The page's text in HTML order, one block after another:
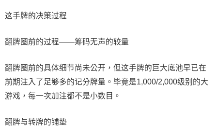
这手牌的决策过程
翻牌圈前的过程——筹码无声的较量
翻牌圈前的具体细节尚未公开，但这手牌的巨大底池早已在
前期注入了足够多的记分牌量。毕竟是1,000/2,000级别的大
游戏，每一次加注都不是小数目。
翻牌与转牌的铺垫